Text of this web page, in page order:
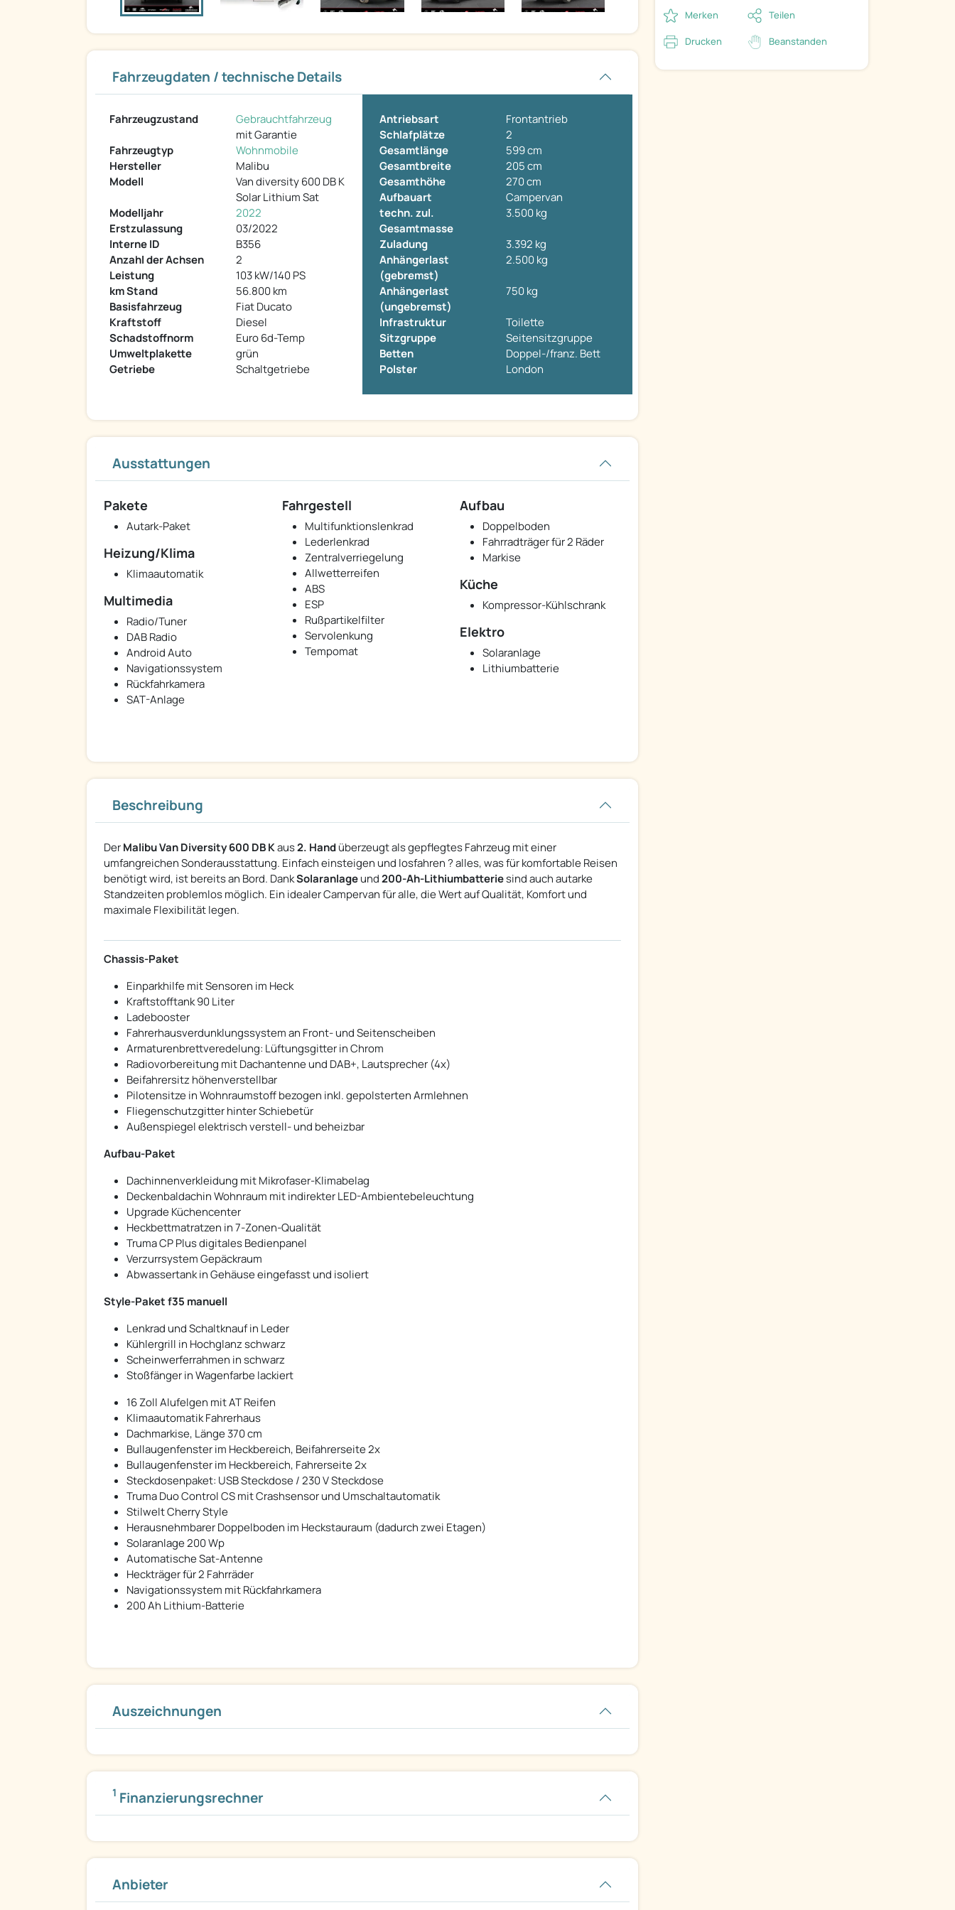
Fahrzeugdaten / technische Details
Fahrzeugzustand
Gebrauchtfahrzeug
mit Garantie
Fahrzeugtyp
Wohnmobile
Hersteller
Malibu
Modell
Van diversity 600 DB K
Solar Lithium Sat
Modelljahr
2022
Erstzulassung
03/2022
Interne ID
B356
Anzahl der Achsen
2
Leistung
103 kW/140 PS
km Stand
56.800 km
Basisfahrzeug
Fiat Ducato
Kraftstoff
Diesel
Schadstoffnorm
Euro 6d-Temp
Umweltplakette
grün
Getriebe
Schaltgetriebe
Antriebsart
Frontantrieb
Schlafplätze
2
Gesamtlänge
599 cm
Gesamtbreite
205 cm
Gesamthöhe
270 cm
Aufbauart
Campervan
techn. zul.
Gesamtmasse
3.500 kg
Zuladung
3.392 kg
Anhängerlast
(gebremst)
2.500 kg
Anhängerlast
(ungebremst)
750 kg
Infrastruktur
Toilette
Sitzgruppe
Seitensitzgruppe
Betten
Doppel-/franz. Bett
Polster
London
Ausstattungen
Pakete
Autark-Paket
Fahrgestell
Multifunktionslenkrad
Lederlenkrad
Zentralverriegelung
Allwetterreifen
ABS
ESP
Rußpartikelfilter
Servolenkung
Tempomat
Aufbau
Doppelboden
Fahrradträger für 2 Räder
Markise
Heizung/Klima
Klimaautomatik
Küche
Kompressor-Kühlschrank
Multimedia
Radio/Tuner
DAB Radio
Android Auto
Navigationssystem
Rückfahrkamera
SAT-Anlage
Elektro
Solaranlage
Lithiumbatterie
Beschreibung
DerMalibu Van Diversity 600 DB Kaus2. Handüberzeugt als gepflegtes Fahrzeug mit einer
umfangreichen Sonderausstattung. Einfach einsteigen und losfahren ? alles, was für komfortable Reisen
benötigt wird, ist bereits an Bord. DankSolaranlageund200-Ah-Lithiumbatteriesind auch autarke
Standzeiten problemlos möglich. Ein idealer Campervan für alle, die Wert auf Qualität, Komfort und
maximale Flexibilität legen.
Chassis-Paket
Einparkhilfe mit Sensoren im Heck
Kraftstofftank 90 Liter
Ladebooster
Fahrerhausverdunklungssystem an Front- und Seitenscheiben
Armaturenbrettveredelung: Lüftungsgitter in Chrom
Radiovorbereitung mit Dachantenne und DAB+, Lautsprecher (4x)
Beifahrersitz höhenverstellbar
Pilotensitze in Wohnraumstoff bezogen inkl. gepolsterten Armlehnen
Fliegenschutzgitter hinter Schiebetür
Außenspiegel elektrisch verstell- und beheizbar
Aufbau-Paket
Dachinnenverkleidung mit Mikrofaser-Klimabelag
Deckenbaldachin Wohnraum mit indirekter LED-Ambientebeleuchtung
Upgrade Küchencenter
Heckbettmatratzen in 7-Zonen-Qualität
Truma CP Plus digitales Bedienpanel
Verzurrsystem Gepäckraum
Abwassertank in Gehäuse eingefasst und isoliert
Style-Paket f35 manuell
Lenkrad und Schaltknauf in Leder
Kühlergrill in Hochglanz schwarz
Scheinwerferrahmen in schwarz
Stoßfänger in Wagenfarbe lackiert
16 Zoll Alufelgen mit AT Reifen
Klimaautomatik Fahrerhaus
Dachmarkise, Länge 370 cm
Bullaugenfenster im Heckbereich, Beifahrerseite 2x
Bullaugenfenster im Heckbereich, Fahrerseite 2x
Steckdosenpaket: USB Steckdose / 230 V Steckdose
Truma Duo Control CS mit Crashsensor und Umschaltautomatik
Stilwelt Cherry Style
Herausnehmbarer Doppelboden im Heckstauraum (dadurch zwei Etagen)
Solaranlage 200 Wp
Automatische Sat-Antenne
Heckträger für 2 Fahrräder
Navigationssystem mit Rückfahrkamera
200 Ah Lithium-Batterie
Auszeichnungen
1 Finanzierungsrechner
Anbieter
Merken Teilen
Drucken Beanstanden